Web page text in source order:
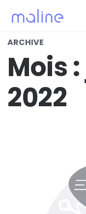
ARCHIVE
Mois :
2022